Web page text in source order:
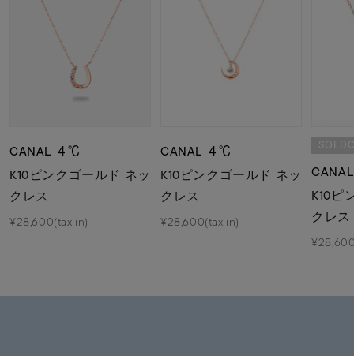
CANAL ４℃
K10ピンクゴールド ネッ
クレス
¥28,600(tax in)
CANAL ４℃
K10ピンクゴールド ネッ
クレス
¥28,600(tax in)
K10ピ
クレス